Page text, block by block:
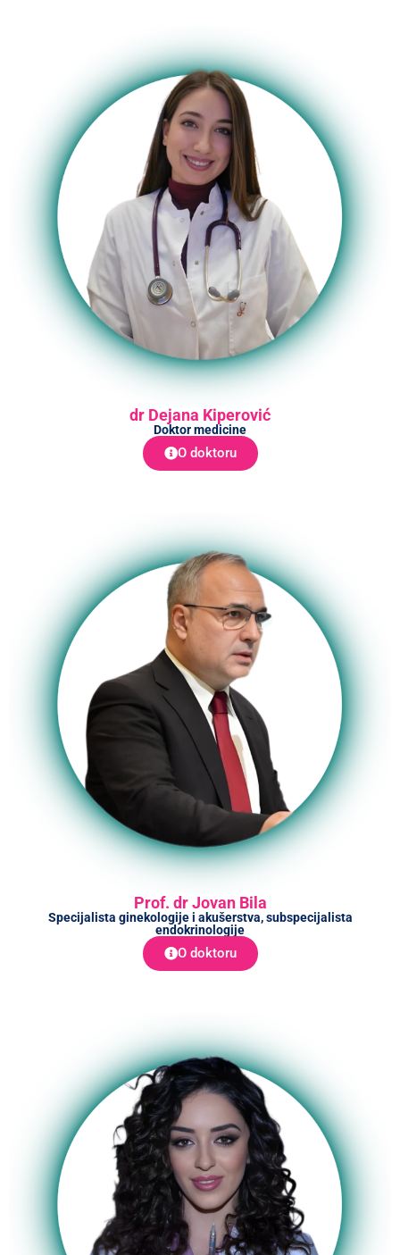
dr Dejana Kiperović
Doktor medicine
O doktoru
Prof. dr Jovan Bila
Specijalista ginekologije i akušerstva, subspecijalista
endokrinologije
O doktoru